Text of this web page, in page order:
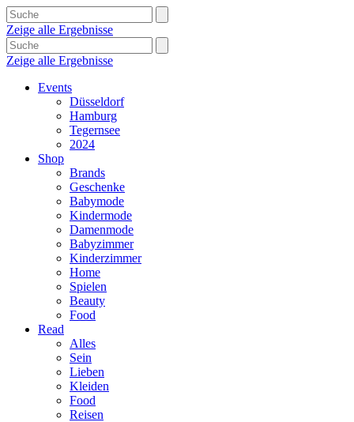
Zeige alle Ergebnisse
Zeige alle Ergebnisse
Events
Düsseldorf
Hamburg
Tegernsee
2024
Shop
Brands
Geschenke
Babymode
Kindermode
Damenmode
Babyzimmer
Kinderzimmer
Home
Spielen
Beauty
Food
Read
Alles
Sein
Lieben
Kleiden
Food
Reisen